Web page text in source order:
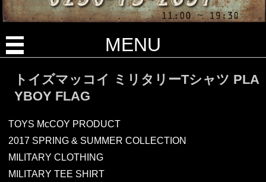
MENU
トイズマッコイ ミリタリーTシャツ PLA
YBOY FLAG
TOYS McCOY PRODUCT
2017 SPRING & SUMMER COLLECTION
MILITARY CLOTHING
MILITARY TEE SHIRT